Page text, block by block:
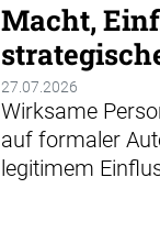
Macht,
27.07.2026
Wirksame
auf formaler
legitimem